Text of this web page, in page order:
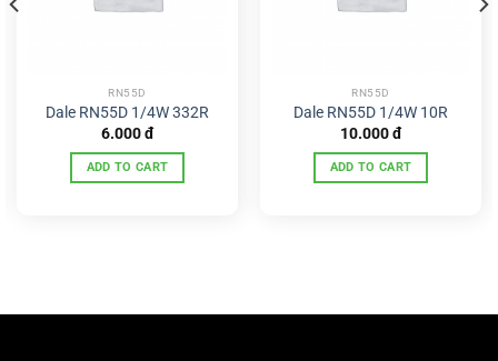
RN55D
Dale RN55D 1/4W 332R
6.000đ
ADD TO CART
RN55D
Dale RN55D 1/4W 10R
10.000đ
ADD TO CART